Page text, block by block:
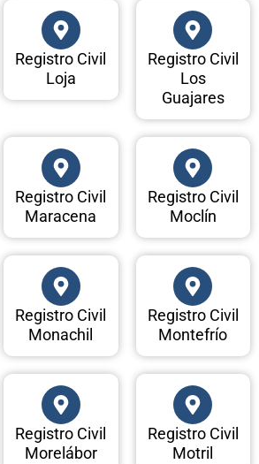
Registro Civil
Loja
Registro Civil
Los
Guajares
Registro Civil
Maracena
Registro Civil
Moclín
Registro Civil
Monachil
Registro Civil
Montefrío
Registro Civil
Morelábor
Registro Civil
Motril